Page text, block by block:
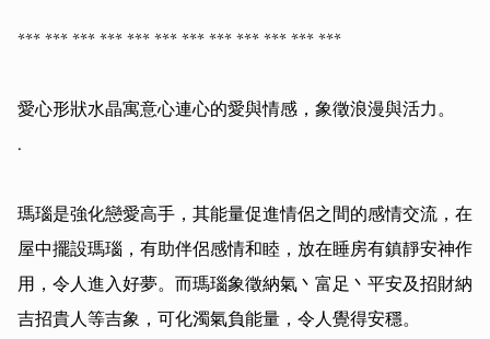
*** *** *** *** *** *** *** *** *** *** *** ***
愛心形狀水晶寓意心連心的愛與情感，象徵浪漫與活力。
.
瑪瑙是強化戀愛高手，其能量促進情侶之間的感情交流，在
屋中擺設瑪瑙，有助伴侶感情和睦，放在睡房有鎮靜安神作
用，令人進入好夢。而瑪瑙象徵納氣丶富足丶平安及招財納
吉招貴人等吉象，可化濁氣負能量，令人覺得安穩。